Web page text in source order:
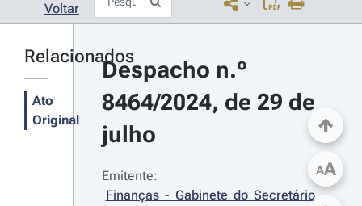
Voltar
Relacionados
Ato
Original
Despacho n.º
8464/2024, de 29 de
julho
Emitente:
Finanças - Gabinete do Secretário
AA